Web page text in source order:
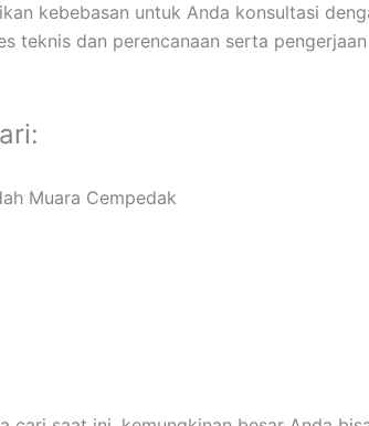
kebebasan untuk Anda konsultasi
teknis dan perencanaan serta
Muara Cempedak